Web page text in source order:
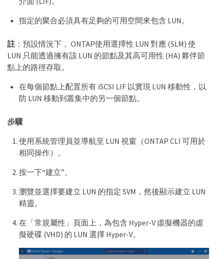
指定的聚合必須具有足夠的可用空間來包含 LUN。
註：預設情況下， ONTAP使用選擇性 LUN 對應 (SLM) 使
LUN 只能透過擁有該 LUN 的節點及其高可用性 (HA) 夥伴節
點上的路徑存取。
在每個節點上配置所有 iSCSI LIF 以實現 LUN 移動性，以
防 LUN 移動到叢集中的另一個節點。
步驟
使用系統管理員並導航至 LUN 視窗（ONTAP CLI 可用於
相同操作）。
按一下“建立”。
瀏覽並選擇要建立 LUN 的指定 SVM，然後顯示建立 LUN
精靈。
在「常規屬性」頁面上，為包含 Hyper-V 虛擬機器的虛
擬硬碟 (VHD) 的 LUN 選擇 Hyper-V。